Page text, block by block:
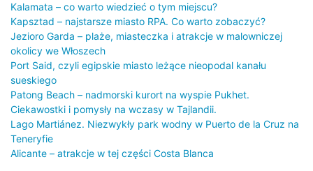
Kalamata – co warto wiedzieć o tym miejscu?
Kapsztad – najstarsze miasto RPA. Co warto zobaczyć?
Jezioro Garda – plaże, miasteczka i atrakcje w malowniczej
okolicy we Włoszech
Port Said, czyli egipskie miasto leżące nieopodal kanału
sueskiego
Patong Beach – nadmorski kurort na wyspie Pukhet.
Ciekawostki i pomysły na wczasy w Tajlandii.
Lago Martiánez. Niezwykły park wodny w Puerto de la Cruz na
Teneryfie
Alicante – atrakcje w tej części Costa Blanca